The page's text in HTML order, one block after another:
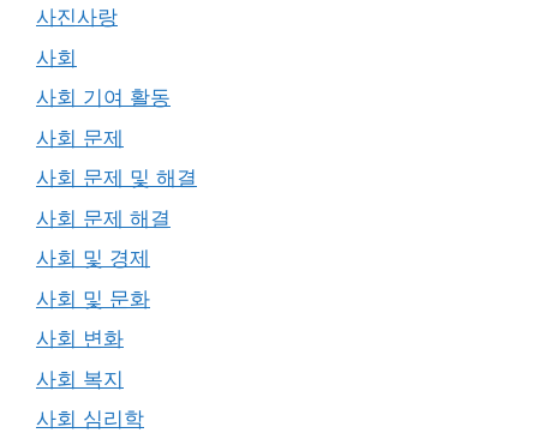
사진사랑
사회
사회 기여 활동
사회 문제
사회 문제 및 해결
사회 문제 해결
사회 및 경제
사회 및 문화
사회 변화
사회 복지
사회 심리학